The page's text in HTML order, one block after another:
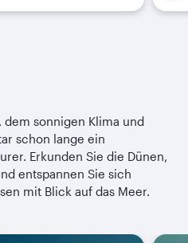
sonnigen Klima und
schon lange ein
Erkunden Sie die Dünen,
entspannen Sie sich
mit Blick auf das Meer.